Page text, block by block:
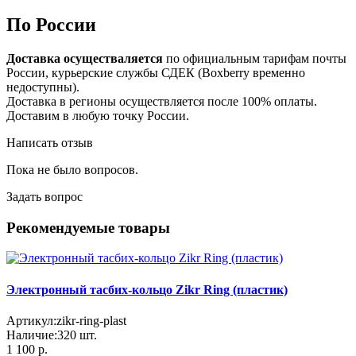
По России
Доставка осуществаляется по официальным тарифам почты
России, курьерские службы СДЕК (Boxberry временно
недоступны).
Доставка в регионы осуществляется после 100% оплаты.
Доставим в любую точку России.
Написать отзыв
Пока не было вопросов.
Задать вопрос
Рекомендуемые товары
Электронный тасбих-кольцо Zikr Ring (пластик)
Артикул:zikr-ring-plast
Наличие:320 шт.
1 100 р.